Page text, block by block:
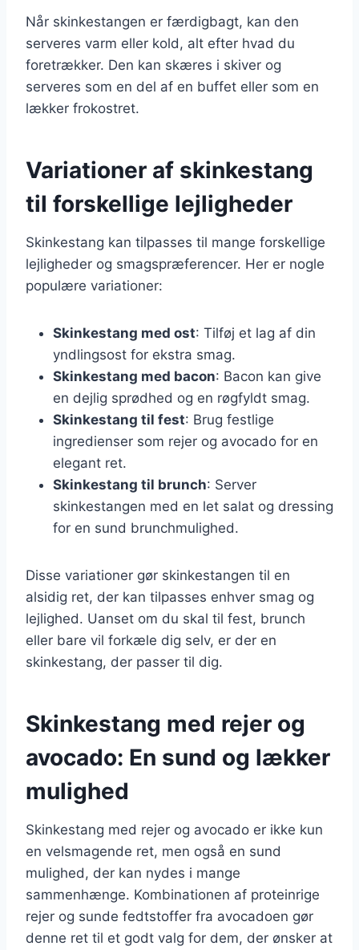
Når skinkestangen er færdigbagt, kan den
serveres varm eller kold, alt efter hvad du
foretrækker. Den kan skæres i skiver og
serveres som en del af en buffet eller som en
lækker frokostret.
Variationer af skinkestang
til forskellige lejligheder
Skinkestang kan tilpasses til mange forskellige
lejligheder og smagspræferencer. Her er nogle
populære variationer:
Skinkestang med ost: Tilføj et lag af din
yndlingsost for ekstra smag.
Skinkestang med bacon: Bacon kan give
en dejlig sprødhed og en røgfyldt smag.
Skinkestang til fest: Brug festlige
ingredienser som rejer og avocado for en
elegant ret.
Skinkestang til brunch: Server
skinkestangen med en let salat og dressing
for en sund brunchmulighed.
Disse variationer gør skinkestangen til en
alsidig ret, der kan tilpasses enhver smag og
lejlighed. Uanset om du skal til fest, brunch
eller bare vil forkæle dig selv, er der en
skinkestang, der passer til dig.
Skinkestang med rejer og
avocado: En sund og lækker
mulighed
Skinkestang med rejer og avocado er ikke kun
en velsmagende ret, men også en sund
mulighed, der kan nydes i mange
sammenhænge. Kombinationen af proteinrige
rejer og sunde fedtstoffer fra avocadoen gør
denne ret til et godt valg for dem, der ønsker at